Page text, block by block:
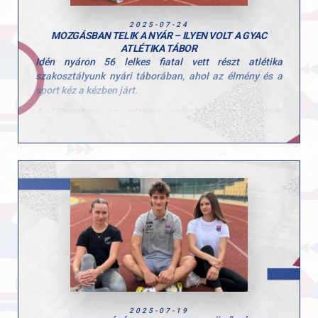
2025-07-24
MOZGÁSBAN TELIK A NYÁR – ILYEN VOLT A GYAC
ATLÉTIKA TÁBOR
Idén nyáron 56 lelkes fiatal vett részt atlétika
szakosztályunk nyári táborában, ahol az élmény és a
sport kéz a kézben járt.
A fókuszban az edzések voltak, és erről képes
bizonyítékunk is van! A gyerekek több sportágban is
kipróbálhatták magukat, többek között
rúdugrással, a gerelyhajítással és a súlylökéssel is.
Ez a tábor nemcsak a fizikai fejlődésről szólt – célunk
az volt, hogy a gyerekek megszeressék a mozgást,
megtanuljanak küzdeni, figyelni egymásra, és olyan
értékeket vigyenek haza, amik hosszú távon is
meghatározzák a szemléletüket.
Mert a sport nemcsak testet, de jellemet is formál.
És a jövő bajnokai itt kezdik – mosolyogva, játékosan,
2025-07-19